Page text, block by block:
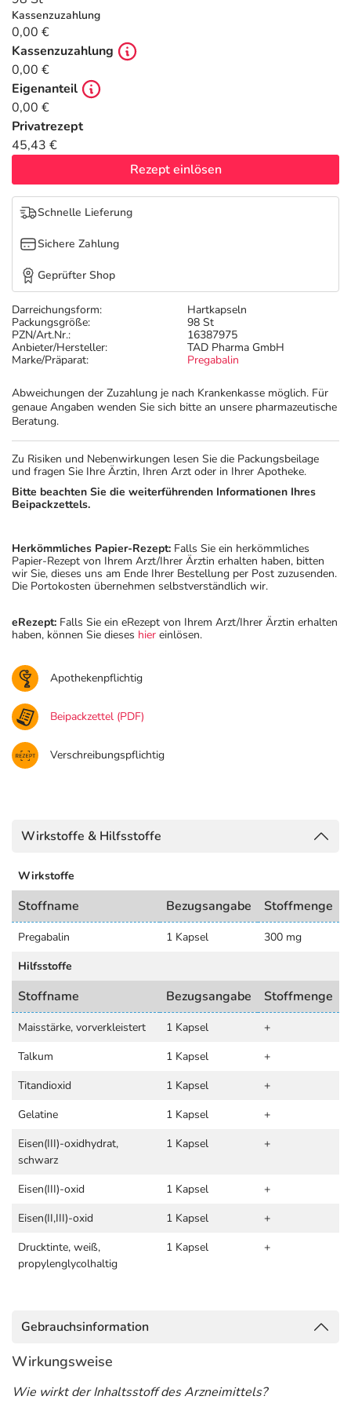
Tierapotheke
Vitamine & Mineralstoffe
Marken
Salus Deals
Darreichungsform:
Hartkapseln
Packungsgröße:
98 St
PZN/Art.Nr.:
16387975
Anbieter/Hersteller:
TAD Pharma GmbH
Marke/Präparat:
Pregabalin
Abweichungen der Zuzahlung je nach Krankenkasse möglich. Für
genaue Angaben wenden Sie sich bitte an unsere pharmazeutische
Beratung.
Kassenzuzahlung
0,00 €
Kassenzuzahlung
0,00 €
Eigenanteil
0,00 €
Privatrezept
45,43 €
Rezept einlösen
Schnelle Lieferung
Sichere Zahlung
Geprüfter Shop
Zu Risiken und Nebenwirkungen lesen Sie die Packungsbeilage
und fragen Sie Ihre Ärztin, Ihren Arzt oder in Ihrer Apotheke.
Bitte beachten Sie die weiterführenden Informationen Ihres
Beipackzettels.
Herkömmliches Papier-Rezept: Falls Sie ein herkömmliches
Papier-Rezept von Ihrem Arzt/Ihrer Ärztin erhalten haben, bitten
wir Sie, dieses uns am Ende Ihrer Bestellung per Post zuzusenden.
Die Portokosten übernehmen selbstverständlich wir.
eRezept: Falls Sie ein eRezept von Ihrem Arzt/Ihrer Ärztin erhalten
haben, können Sie dieses hier einlösen.
Apothekenpflichtig
Beipackzettel (PDF)
Verschreibungspflichtig
Wirkstoffe & Hilfsstoffe
Wirkstoffe
Stoffname Bezugsangabe Stoffmenge
Pregabalin 1 Kapsel
300 mg
Hilfsstoffe
Stoffname Bezugsangabe Stoffmenge
Maisstärke, vorverkleistert 1 Kapsel
+
Talkum
1 Kapsel
+
Titandioxid
1 Kapsel
+
Gelatine
1 Kapsel
+
Eisen(III)-oxidhydrat,
schwarz
1 Kapsel +
Eisen(III)-oxid 1 Kapsel
+
Eisen(II,III)-oxid
1 Kapsel
+
Drucktinte, weiß,
propylenglycolhaltig
1 Kapsel +
Gebrauchsinformation
Wirkungsweise
Wie wirkt der Inhaltsstoff des Arzneimittels?